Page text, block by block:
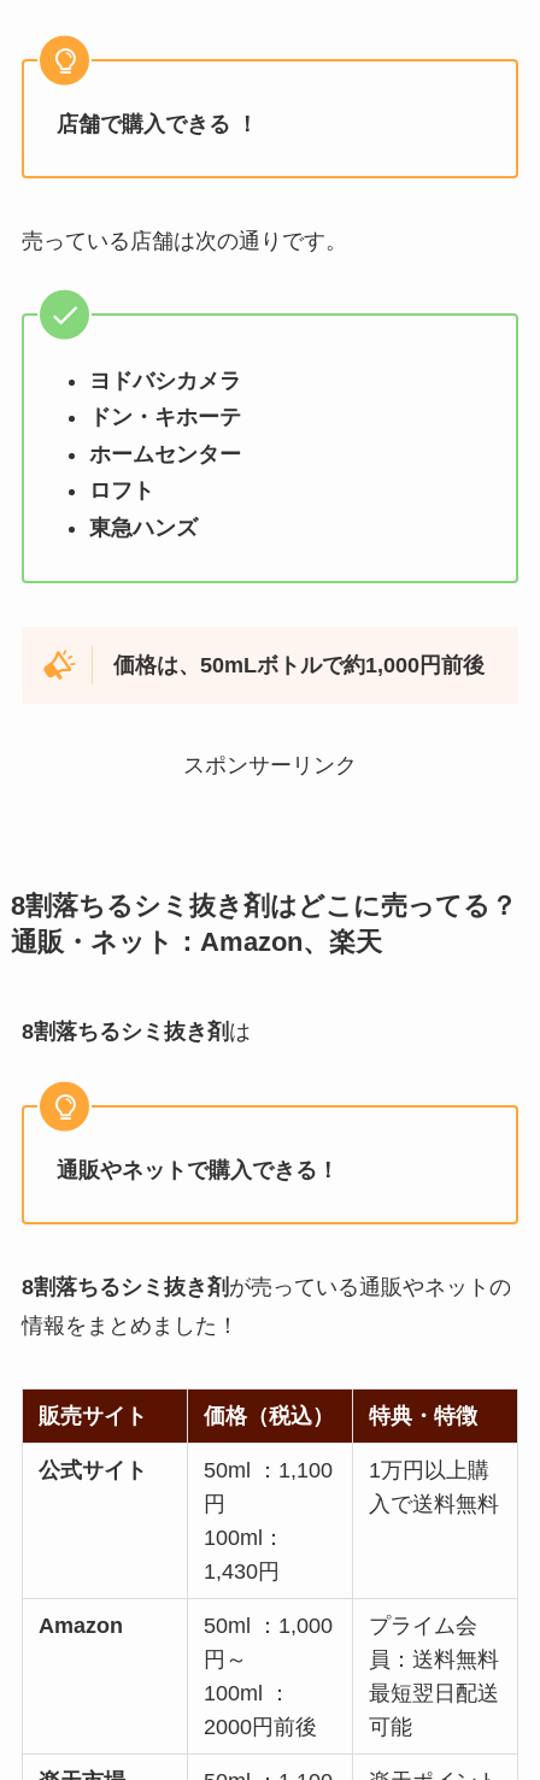
店舗で購入できる ！
売っている店舗は次の通りです。
ヨドバシカメラ
ドン・キホーテ
ホームセンター
ロフト
東急ハンズ
価格は、50mLボトルで約1,000円前後
スポンサーリンク
8割落ちるシミ抜き剤 はどこに売ってる？
通販・ネット：Amazon、楽天
8割落ちるシミ抜き剤 は
通販やネットで購入できる！
8割落ちるシミ抜き剤 が売っている通販やネットの
情報をまとめました！
販売サイト 価格（税込） 特典・特徴
公式サイト
50ml ：1,100
円
100ml：
1,430円
1万円以上購
入で送料無料
Amazon
50ml ：1,000
円～
100ml ：
2000円前後
プライム会
員：送料無料
最短翌日配送
可能